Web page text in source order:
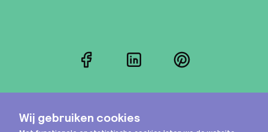
FacebookLinkedInPinterest
Instagram